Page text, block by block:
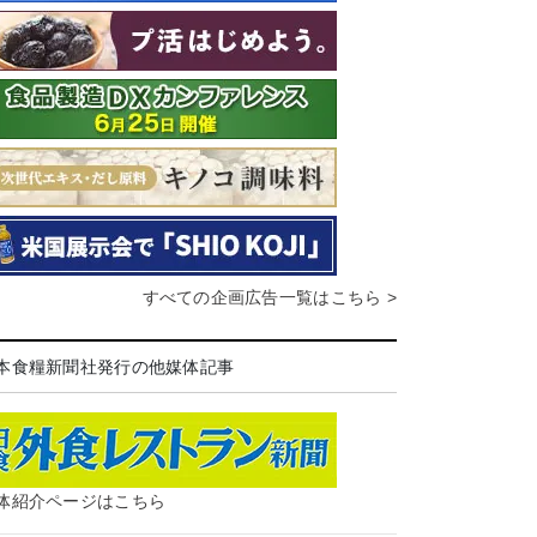
すべての企画広告一覧はこちら >
食糧新聞社発行の他媒体記事
紹介ページはこちら